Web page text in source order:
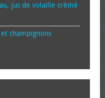
jus de volaille crémé
champignons